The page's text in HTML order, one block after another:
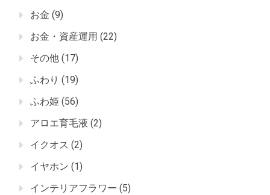
お金 (9)
お金・資産運用 (22)
その他 (17)
ふわり (19)
ふわ姫 (56)
アロエ育毛液 (2)
イクオス (2)
イヤホン (1)
インテリアフラワー (5)